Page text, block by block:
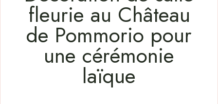
fleurie au Château
de Pommorio pour
une cérémonie
laïque